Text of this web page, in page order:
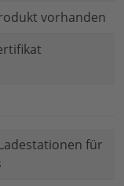
vorhanden
für